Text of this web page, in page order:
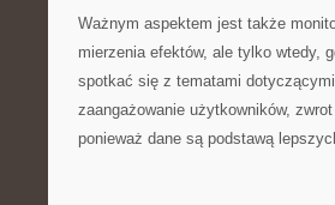
Ważnym aspektem jest także
mierzenia efektów, ale tylko wtedy,
spotkać się z tematami
zaangażowanie użytkowników,
ponieważ dane są podstawą